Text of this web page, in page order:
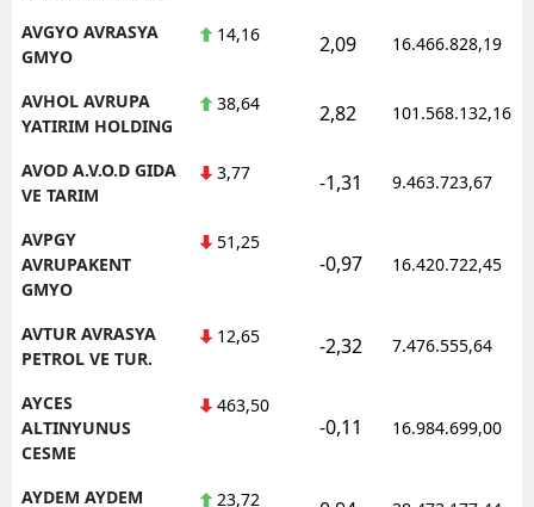
AVGYO AVRASYA
GMYO
14,16 2,09 16.466.828,19
AVHOL AVRUPA
YATIRIM HOLDING
38,64 2,82 101.568.132,16
AVOD A.V.O.D GIDA
VE TARIM
3,77 -1,31 9.463.723,67
AVPGY
AVRUPAKENT
GMYO
51,25
-0,97 16.420.722,45
AVTUR AVRASYA
PETROL VE TUR.
12,65 -2,32 7.476.555,64
AYCES
ALTINYUNUS
CESME
463,50
-0,11 16.984.699,00
AYDEM AYDEM 23,72